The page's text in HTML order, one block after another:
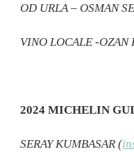
OD URLA – OSMAN
VINO LOCALE -OZAN
2024 MICHELIN
SERAY KUMBASAR (